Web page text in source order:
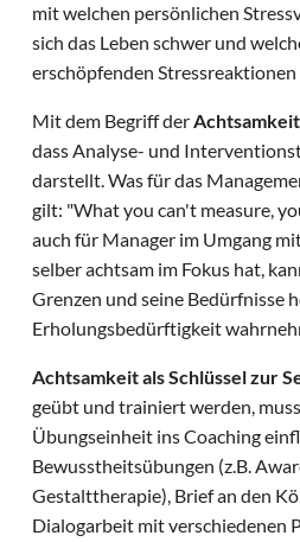
mit welchen persönlichen
sich das Leben schwer und
erschöpfenden
Mit dem Begriff derAchtsamkeit
dass Analyse- und
darstellt. Was für das
gilt: "What you can't measure,
auch für Manager im Umgang
selber achtsam im Fokus hat,
Grenzen und seine Bedürfnisse
Erholungsbedürftigkeit
Achtsamkeit als Schlüssel zur
geübt und trainiert werden,
Übungseinheit ins Coaching
Bewusstheitsübungen (z.B.
Gestalttherapie), Brief an den
Dialogarbeit mit verschiedenen